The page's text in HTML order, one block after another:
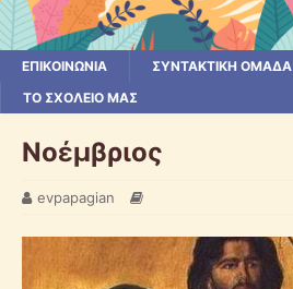
ΕΠΙΚΟΙΝΩΝΙΑ ΣΥΝΤΑΚΤΙΚΗ ΟΜΑΔΑ
ΤΟ ΣΧΟΛΕΙΟ ΜΑΣ
Νοέμβριος
evpapagian